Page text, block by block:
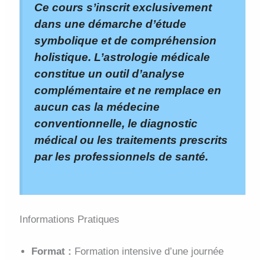
Ce cours s’inscrit exclusivement
dans une démarche d’étude
symbolique et de compréhension
holistique. L’astrologie médicale
constitue un outil d’analyse
complémentaire et ne remplace en
aucun cas la médecine
conventionnelle, le diagnostic
médical ou les traitements prescrits
par les professionnels de santé.
Informations Pratiques
Format : Formation intensive d’une journée